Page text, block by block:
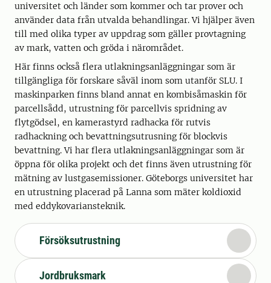
universitet och länder som kommer och tar prover och
använder data från utvalda behandlingar. Vi hjälper även
till med olika typer av uppdrag som gäller provtagning
av mark, vatten och gröda i närområdet.
Här finns också flera utlakningsanläggningar som är
tillgängliga för forskare såväl inom som utanför SLU. I
maskinparken finns bland annat en kombisåmaskin för
parcellsådd, utrustning för parcellvis spridning av
flytgödsel, en kamerastyrd radhacka för rutvis
radhackning och bevattningsutrusning för blockvis
bevattning. Vi har flera utlakningsanläggningar som är
öppna för olika projekt och det finns även utrustning för
mätning av lustgasemissioner. Göteborgs universitet har
en utrustning placerad på Lanna som mäter koldioxid
med eddykovariansteknik.
Försöksutrustning
Jordbruksmark